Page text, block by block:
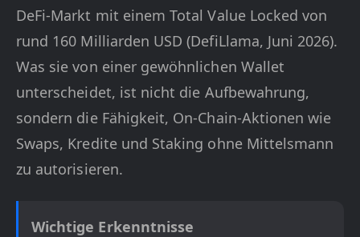
DeFi-Markt mit einem Total Value Locked von
rund 160 Milliarden USD (DefiLlama, Juni 2026).
Was sie von einer gewöhnlichen Wallet
unterscheidet, ist nicht die Aufbewahrung,
sondern die Fähigkeit, On-Chain-Aktionen wie
Swaps, Kredite und Staking ohne Mittelsmann
zu autorisieren.
Wichtige Erkenntnisse